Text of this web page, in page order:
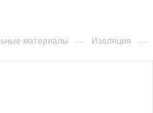
материалы — Изоляция —